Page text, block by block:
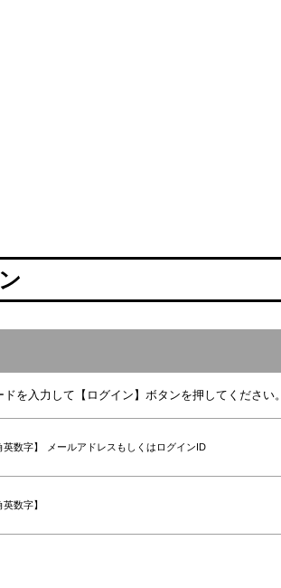
を入力して【ログイン】ボタンを押してください。
英数字】 メールアドレスもしくはログインID
英数字】